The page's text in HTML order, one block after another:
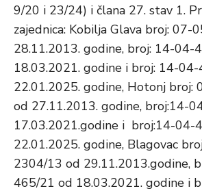
9/20 i 23/24) i člana 27. stav 1.
zajednica: Kobilja Glava broj: 07-
28.11.2013. godine, broj: 14-04-
18.03.2021. godine i broj: 14-
22.01.2025. godine, Hotonj broj:
od 27.11.2013. godine, broj:14-
17.03.2021.godine i broj:14-04-
22.01.2025. godine, Blagovac
2304/13 od 29.11.2013.godine,
465/21 od 18.03.2021. godine i